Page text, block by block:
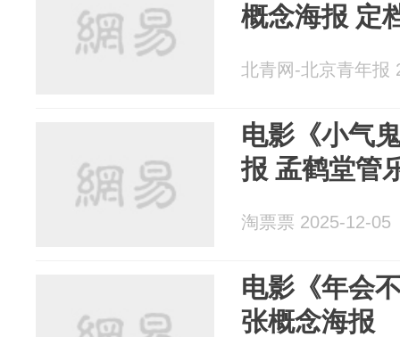
概念海报 定
北青网-北京青年报
电影《小气
报 孟鹤堂管
淘票票 2025-12-05
电影《年会
张概念海报